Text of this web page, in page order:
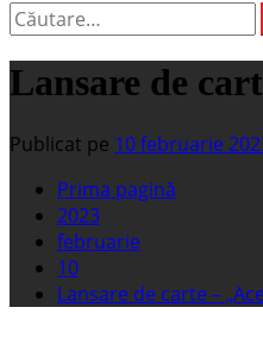
Biblioteca lui Liviu
Fostul blog FanSF
Caută
după:
Lansare de
Publicat pe 10 februarie
Prima pagină
2023
februarie
10
Lansare de carte –